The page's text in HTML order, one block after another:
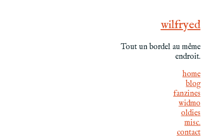
wilfryed
Tout un bordel au même
endroit.
home
blog
fanzines
widmo
oldies
misc.
contact